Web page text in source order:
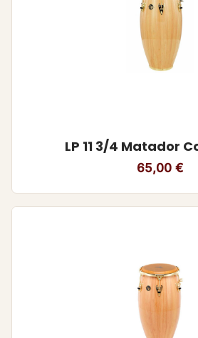
LP 11 3/4 Matador
65,00 €